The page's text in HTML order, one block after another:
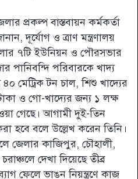
প্রকল্প বাস্তবায়ন কর্মকর্তা
দূর্যোগ ও ত্রাণ মন্ত্রণালয়
৭টি ইউনিয়ন ও পৌরসভার
পানিবন্দি পরিবারকে খাদ্য
মেট্রিক টন চাল, শিশু খাদ্যের
ও গো-খাদ্যের জন্য ১ লক্ষ
গেছে। আগামী দুই-তিন
হবে বলে উল্লেখ করেন তিনি।
জেলার কাজিপুর, চৌহালী,
দেখা দিয়েছে তীব্র
ফেলে ভাঙন নিয়ন্ত্রণে কাজ